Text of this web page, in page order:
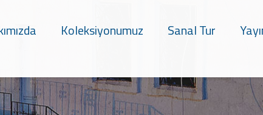
Koleksiyonumuz Sanal Tur